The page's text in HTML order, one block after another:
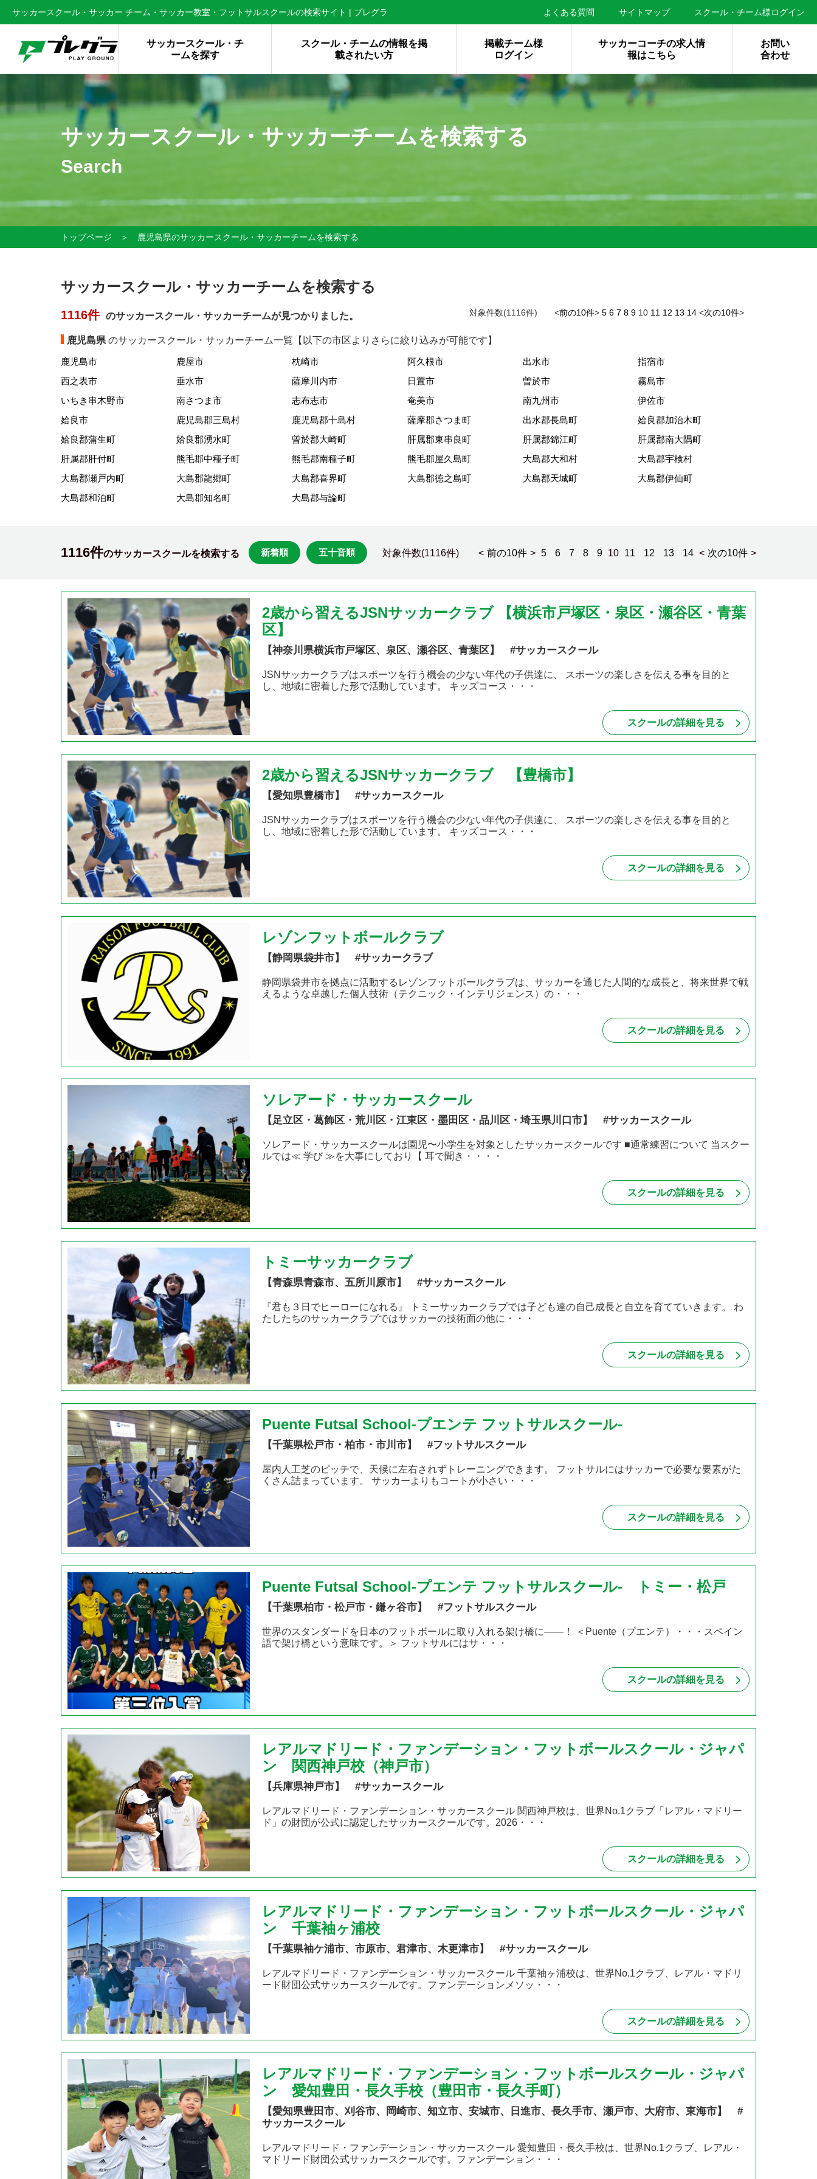
サッカースクール・サッカー チーム・サッカー教室・フットサルスクールの検索サイト | プレグラ よくある質問 サイトマップ スクール・チーム様ログイン
サッカースクール・チ
ームを探す
スクール・チームの情報を掲
載されたい方
掲載チーム様
ログイン
サッカーコーチの求人情
報はこちら
お問い
合わせ
サッカースクール・サッカーチームを検索する
Search
トップページ ＞ 鹿児島県のサッカースクール・サッカーチームを検索する
サッカースクール・サッカーチームを検索する
1116件 のサッカースクール・サッカーチームが見つかりました。 対象件数(1116件) <前の10件> 5 6 7 8 9 10 11 12 13 14 <次の10件>
鹿児島県 のサッカースクール・サッカーチーム一覧【以下の市区よりさらに絞り込みが可能です】
鹿児島市 鹿屋市 枕崎市 阿久根市 出水市
指宿市
西之表市
垂水市 薩摩川内市 日置市 曽於市
霧島市
いちき串木野市
南さつま市 志布志市 奄美市 南九州市
伊佐市
姶良市
鹿児島郡三島村 鹿児島郡十島村 薩摩郡さつま町 出水郡長島町
姶良郡加治木町
姶良郡蒲生町
姶良郡湧水町 曽於郡大崎町 肝属郡東串良町 肝属郡錦江町
肝属郡南大隅町
肝属郡肝付町
熊毛郡中種子町 熊毛郡南種子町 熊毛郡屋久島町 大島郡大和村
大島郡宇検村
大島郡瀬戸内町
大島郡龍郷町 大島郡喜界町 大島郡徳之島町 大島郡天城町
大島郡伊仙町
大島郡和泊町
大島郡知名町 大島郡与論町
1116件のサッカースクールを検索する 新着順 五十音順 対象件数(1116件) < 前の10件 > 5 6 7 8 9 10 11 12 13 14 < 次の10件 >
2歳から習えるJSNサッカークラブ 【横浜市戸塚区・泉区・瀬谷区・青葉
区】
【神奈川県横浜市戸塚区、泉区、瀬谷区、青葉区】 #サッカースクール
JSNサッカークラブはスポーツを行う機会の少ない年代の子供達に、 スポーツの楽しさを伝える事を目的と
し、地域に密着した形で活動しています。 キッズコース・・・
スクールの詳細を見る
2歳から習えるJSNサッカークラブ 【豊橋市】
【愛知県豊橋市】 #サッカースクール
JSNサッカークラブはスポーツを行う機会の少ない年代の子供達に、 スポーツの楽しさを伝える事を目的と
し、地域に密着した形で活動しています。 キッズコース・・・
スクールの詳細を見る
レゾンフットボールクラブ
【静岡県袋井市】 #サッカークラブ
静岡県袋井市を拠点に活動するレゾンフットボールクラブは、サッカーを通じた人間的な成長と、将来世界で戦
えるような卓越した個人技術（テクニック・インテリジェンス）の・・・
スクールの詳細を見る
ソレアード・サッカースクール
【足立区・葛飾区・荒川区・江東区・墨田区・品川区・埼玉県川口市】 #サッカースクール
ソレアード・サッカースクールは園児〜小学生を対象としたサッカースクールです ■通常練習について 当スクー
ルでは≪ 学び ≫を大事にしており【 耳で聞き・・・・
スクールの詳細を見る
トミーサッカークラブ
【青森県青森市、五所川原市】 #サッカースクール
『君も３日でヒーローになれる』 トミーサッカークラブでは子ども達の自己成長と自立を育てていきます。 わ
たしたちのサッカークラブではサッカーの技術面の他に・・・
スクールの詳細を見る
Puente Futsal School-プエンテ フットサルスクール-
【千葉県松戸市・柏市・市川市】 #フットサルスクール
屋内人工芝のピッチで、天候に左右されずトレーニングできます。 フットサルにはサッカーで必要な要素がた
くさん詰まっています。 サッカーよりもコートが小さい・・・
スクールの詳細を見る
Puente Futsal School-プエンテ フットサルスクール- トミー・松戸
【千葉県柏市・松戸市・鎌ヶ谷市】 #フットサルスクール
世界のスタンダードを日本のフットボールに取り入れる架け橋に――！ ＜Puente（プエンテ）・・・スペイン
語で架け橋という意味です。＞ フットサルにはサ・・・
スクールの詳細を見る
レアルマドリード・ファンデーション・フットボールスクール・ジャパ
ン 関西神戸校（神戸市）
【兵庫県神戸市】 #サッカースクール
レアルマドリード・ファンデーション・サッカースクール 関西神戸校は、世界No.1クラブ「レアル・マドリー
ド」の財団が公式に認定したサッカースクールです。2026・・・
スクールの詳細を見る
レアルマドリード・ファンデーション・フットボールスクール・ジャパ
ン 千葉袖ヶ浦校
【千葉県袖ケ浦市、市原市、君津市、木更津市】 #サッカースクール
レアルマドリード・ファンデーション・サッカースクール 千葉袖ヶ浦校は、世界No.1クラブ、レアル・マドリ
ード財団公式サッカースクールです。ファンデーションメソッ・・・
スクールの詳細を見る
レアルマドリード・ファンデーション・フットボールスクール・ジャパ
ン 愛知豊田・長久手校（豊田市・長久手町）
【愛知県豊田市、刈谷市、岡崎市、知立市、安城市、日進市、長久手市、瀬戸市、大府市、東海市】 #
サッカースクール
レアルマドリード・ファンデーション・サッカースクール 愛知豊田・長久手校は、世界No.1クラブ、レアル・
マドリード財団公式サッカースクールです。ファンデーション・・・